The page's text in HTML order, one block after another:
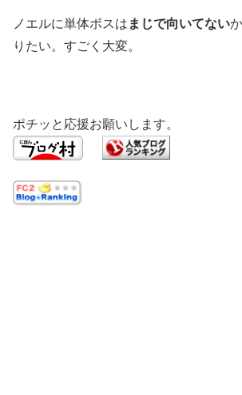
ノエルに単体ボスは まじで向いてない
りたい。すごく大変。
ポチッと応援お願いします。